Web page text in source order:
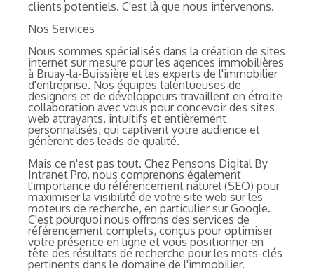
clients potentiels. C'est là que nous intervenons.
Nos Services
Nous sommes spécialisés dans la création de sites
internet sur mesure pour les agences immobilières
à Bruay-la-Buissière et les experts de l'immobilier
d'entreprise. Nos équipes talentueuses de
designers et de développeurs travaillent en étroite
collaboration avec vous pour concevoir des sites
web attrayants, intuitifs et entièrement
personnalisés, qui captivent votre audience et
génèrent des leads de qualité.
Mais ce n'est pas tout. Chez Pensons Digital By
Intranet Pro, nous comprenons également
l'importance du référencement naturel (SEO) pour
maximiser la visibilité de votre site web sur les
moteurs de recherche, en particulier sur Google.
C'est pourquoi nous offrons des services de
référencement complets, conçus pour optimiser
votre présence en ligne et vous positionner en
tête des résultats de recherche pour les mots-clés
pertinents dans le domaine de l'immobilier.